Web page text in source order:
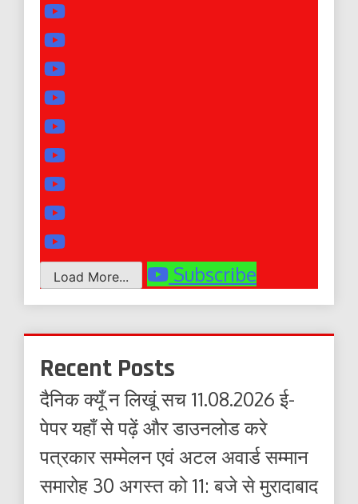
Load More... Subscribe
Recent Posts
दैनिक क्यूँ न लिखूं सच 11.08.2026 ई-
पेपर यहाँ से पढ़ें और डाउनलोड करे
पत्रकार सम्मेलन एवं अटल अवार्ड सम्मान
समारोह 30 अगस्त को 11: बजे से मुरादाबाद